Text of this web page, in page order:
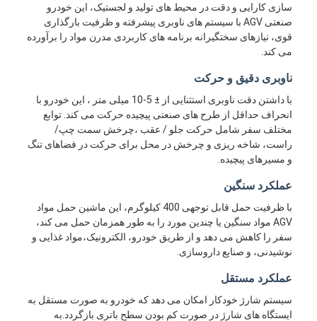
سازی کارایی و دقت در محیط های تولید و لجستیک، این خودرو
صنعتی AGV با سیستم های ناوبری پیشرفته و ظرفیت بارگذاری
قوی، نیازهای سختگیرانه برنامه های کاربردی مدرن مواد را برآورده
می کند.
ناوبری دقیق و حرکت
با داشتن دقت ناوبری استثنایی از ± 5-10 میلی متر ، این خودرو با
انحراف حداقل از طرح های صنعتی پیچیده حرکت می کند. توابع
مختلف سفر شامل حرکت جلو / عقب ،چرخش سمت چپ/
راست، شاخه ریزی و چرخش در محل برای حرکت در فضاهای تنگ
و مسیرهای پیچیده.
عملکرد سنگین
با ظرفیت حمل قابل توجهی 400 کیلوگرم، این ماشین حمل مواد
AGV مواد سنگین یا چندین مورد را به طور همزمان حمل می کند،
سفر را کاهش می دهد و از طریق خودرو، الکترونیک،مواد غذایی و
نوشیدنی، و صنایع داروسازی.
عملکرد مستقل
سیستم شارژ خودکار امکان می دهد که خودرو به صورت مستقل به
ایستگاه های شارژ در صورت کم بودن سطح باتری بازگردد.به